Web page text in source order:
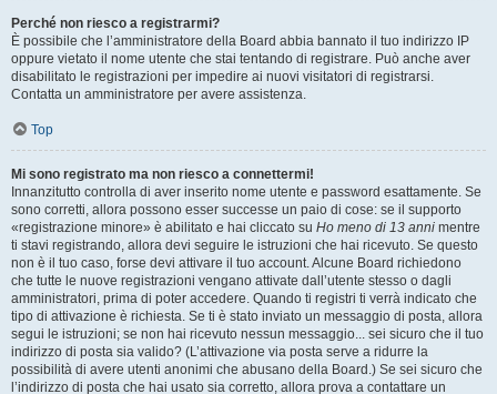
Perché non riesco a registrarmi?
È possibile che l’amministratore della Board abbia bannato il tuo indirizzo IP
oppure vietato il nome utente che stai tentando di registrare. Può anche aver
disabilitato le registrazioni per impedire ai nuovi visitatori di registrarsi.
Contatta un amministratore per avere assistenza.
Top
Mi sono registrato ma non riesco a connettermi!
Innanzitutto controlla di aver inserito nome utente e password esattamente. Se
sono corretti, allora possono esser successe un paio di cose: se il supporto
«registrazione minore» è abilitato e hai cliccato su Ho meno di 13 anni mentre
ti stavi registrando, allora devi seguire le istruzioni che hai ricevuto. Se questo
non è il tuo caso, forse devi attivare il tuo account. Alcune Board richiedono
che tutte le nuove registrazioni vengano attivate dall’utente stesso o dagli
amministratori, prima di poter accedere. Quando ti registri ti verrà indicato che
tipo di attivazione è richiesta. Se ti è stato inviato un messaggio di posta, allora
segui le istruzioni; se non hai ricevuto nessun messaggio... sei sicuro che il tuo
indirizzo di posta sia valido? (L’attivazione via posta serve a ridurre la
possibilità di avere utenti anonimi che abusano della Board.) Se sei sicuro che
l’indirizzo di posta che hai usato sia corretto, allora prova a contattare un